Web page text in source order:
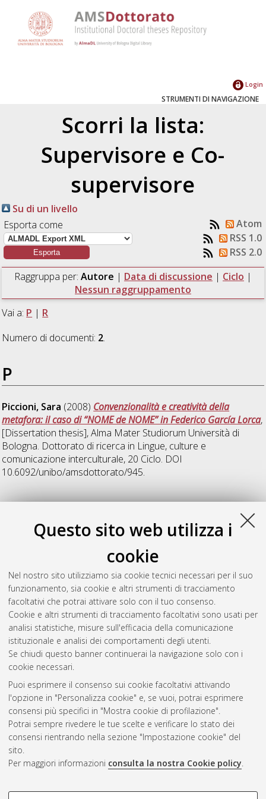
Questo sito web utilizza i
cookie
Nel nostro sito utilizziamo sia cookie tecnici necessari per il suo
funzionamento, sia cookie e altri strumenti di tracciamento
facoltativi che potrai attivare solo con il tuo consenso.
Cookie e altri strumenti di tracciamento facoltativi sono usati per
analisi statistiche, misure sull'efficacia della comunicazione
istituzionale e analisi dei comportamenti degli utenti.
Se chiudi questo banner continuerai la navigazione solo con i
cookie necessari.
Puoi esprimere il consenso sui cookie facoltativi attivando
l'opzione in "Personalizza cookie" e, se vuoi, potrai esprimere
consensi più specifici in "Mostra cookie di profilazione".
Potrai sempre rivedere le tue scelte e verificare lo stato dei
consensi rientrando nella sezione "Impostazione cookie" del
sito.
Per maggiori informazioni consulta la nostra Cookie policy.
COOKIE DI PROFILAZIONE -
Login
STRUMENTI DI NAVIGAZIONE
Scorri la lista:
Supervisore e Co-
supervisore
Su di un livello
Esporta come
Atom
RSS 1.0
RSS 2.0
Raggruppa per: Autore | Data di discussione | Ciclo |
Nessun raggruppamento
Vai a: P | R
Numero di documenti: 2.
P
Piccioni, Sara (2008) Convenzionalità e creatività della
metafora: il caso di “NOME de NOME” in Federico García Lorca,
[Dissertation thesis], Alma Mater Studiorum Università di
Bologna. Dottorato di ricerca in Lingue, culture e
comunicazione interculturale, 20 Ciclo. DOI
10.6092/unibo/amsdottorato/945.
R
Rojas, Francisca Paz Lucia (2014)Rupture lines in Chilean
poetry. An approach to the poetry of the 80s
thesis], Alma Mater Studiorum Università di Bologna.
Dottorato di ricerca inTraduzione, interpretazione e
interculturalità, 25 Ciclo. DOI
10.6092/unibo/amsdottorato/6720.
Questa lista e' stata generata ilFri Aug 7 20:44:36 2026 CEST
Atom
Rss 1.0
Rss 2.0
ISSN: 2038-7946
Impostazioni Cookie